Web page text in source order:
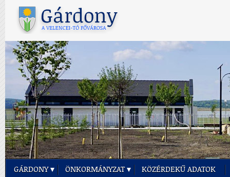
GÁRDONY ÖNKORMÁNYZAT KÖZÉRDEKŰ ADATOK